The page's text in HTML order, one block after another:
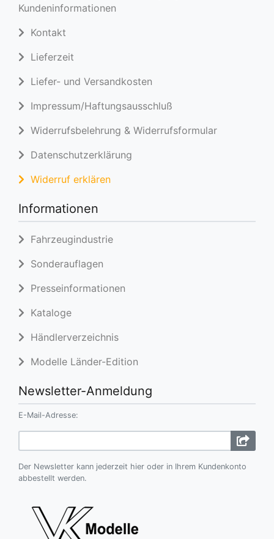
Kundeninformationen
Kontakt
Lieferzeit
Liefer- und Versandkosten
Impressum/Haftungsausschluß
Widerrufsbelehrung & Widerrufsformular
Datenschutzerklärung
Widerruf erklären
Informationen
Fahrzeugindustrie
Sonderauflagen
Presseinformationen
Kataloge
Händlerverzeichnis
Modelle Länder-Edition
Newsletter-Anmeldung
E-Mail-Adresse:
Der Newsletter kann jederzeit hier oder in Ihrem Kundenkonto
abbestellt werden.